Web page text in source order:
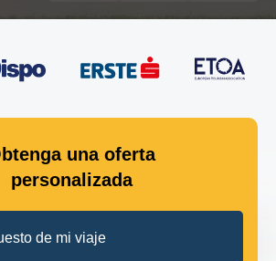
una oferta
personalizada
de mi viaje